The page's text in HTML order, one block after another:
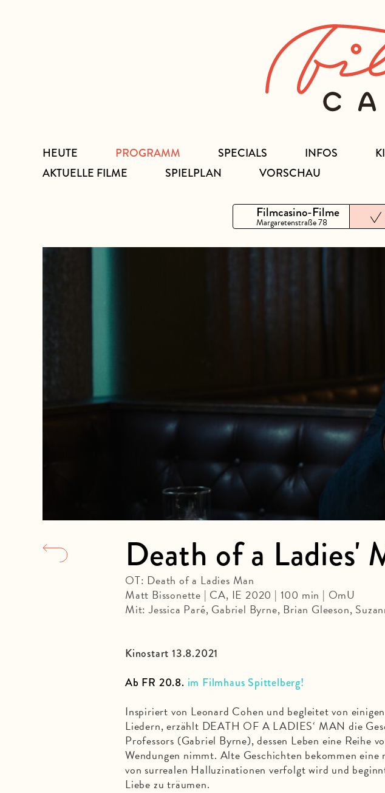
HEUTE
PROGRAMM
AKTUELLE FILME
SPIELPLAN VORSCHAU
SPECIALS INFOS
Filmcasino-Filme
Margaretenstraße 78
Death of a Ladies'
OT: Death of a Ladies Man
Matt Bissonette | CA, IE 2020 | 100 min | OmU
Mit: Jessica Paré, Gabriel Byrne, Brian Gleeson,
Kinostart 13.8.2021
Ab FR 20.8. im Filmhaus Spittelberg!
Inspiriert von Leonard Cohen und begleitet von
Liedern, erzählt DEATH OF A LADIES‘ MAN die
Professors (Gabriel Byrne), dessen Leben eine Reihe
Wendungen nimmt. Alte Geschichten bekommen eine
von surrealen Halluzinationen verfolgt wird und
Liebe zu träumen.